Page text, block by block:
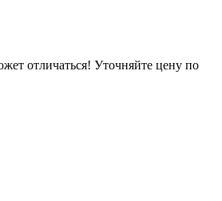
отличаться! Уточняйте цену по